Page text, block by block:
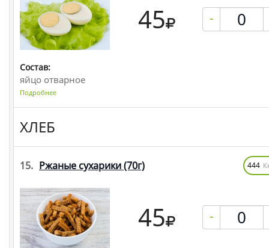
45 -
Состав:
яйцо отварное
Подробнее
ХЛЕБ
15. Ржаные сухарики(70г) 444
45 -